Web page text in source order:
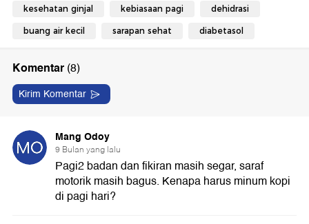
kesehatan ginjal kebiasaan pagi dehidrasi
buang air kecil sarapan sehat diabetasol